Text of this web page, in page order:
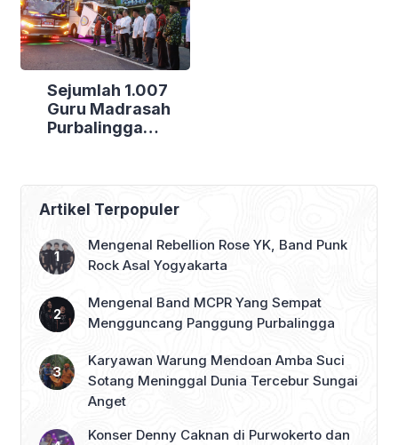
Sejumlah 1.007
Guru Madrasah
Purbalingga
Purbalingga Beri
Dukungan Penuh
Artikel Terpopuler
Mengenal Rebellion Rose YK, Band Punk
Rock Asal Yogyakarta
Mengenal Band MCPR Yang Sempat
Mengguncang Panggung Purbalingga
Karyawan Warung Mendoan Amba Suci
Sotang Meninggal Dunia Tercebur Sungai
Anget
Konser Denny Caknan di Purwokerto dan